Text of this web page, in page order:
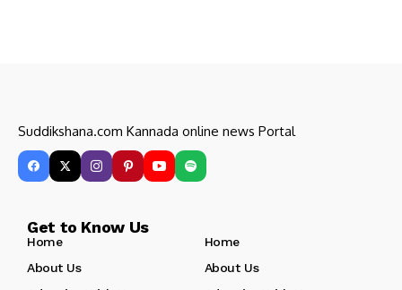
Suddikshana.com Kannada online news Portal
Get to Know Us
Home
Home
About Us
About Us